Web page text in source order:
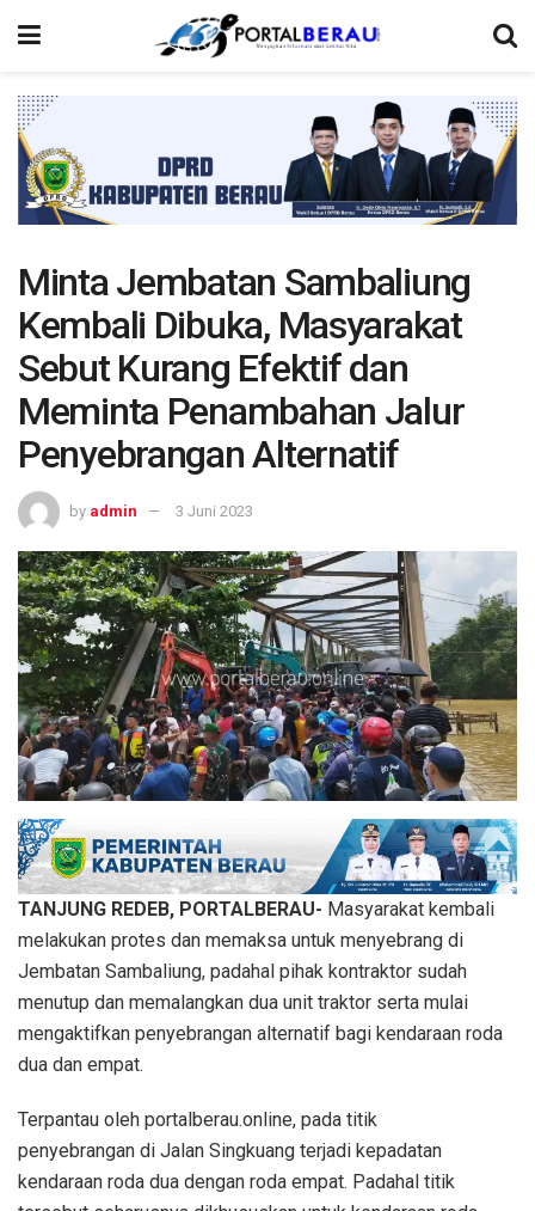
Minta Jembatan Sambaliung
Kembali Dibuka, Masyarakat
Sebut Kurang Efektif dan
Meminta Penambahan Jalur
Penyebrangan Alternatif
by admin 3 Juni 2023
TANJUNG REDEB, PORTALBERAU- Masyarakat kembali
melakukan protes dan memaksa untuk menyebrang di
Jembatan Sambaliung, padahal pihak kontraktor sudah
menutup dan memalangkan dua unit traktor serta mulai
mengaktifkan penyebrangan alternatif bagi kendaraan roda
dua dan empat.
Terpantau oleh portalberau.online, pada titik
penyebrangan di Jalan Singkuang terjadi kepadatan
kendaraan roda dua dengan roda empat. Padahal titik